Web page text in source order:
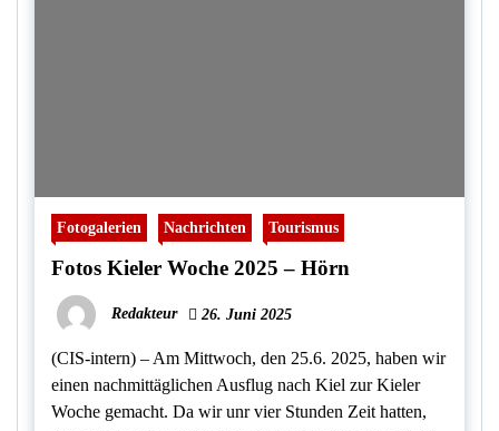
Fotogalerien Nachrichten Tourismus
Fotos Kieler Woche 2025 – Hörn
Redakteur 26. Juni 2025
(CIS-intern) – Am Mittwoch, den 25.6. 2025, haben wir
einen nachmittäglichen Ausflug nach Kiel zur Kieler
Woche gemacht. Da wir unr vier Stunden Zeit hatten,